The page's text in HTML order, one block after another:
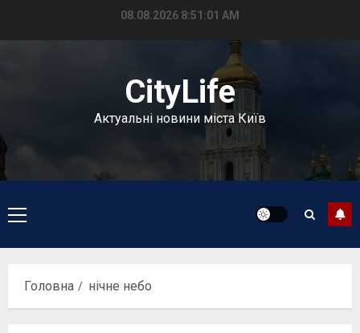
08.08.2026 8:51:01 AM
CityLife
Актуальні новини міста Київ
Головне
меню
Головна нічне небо